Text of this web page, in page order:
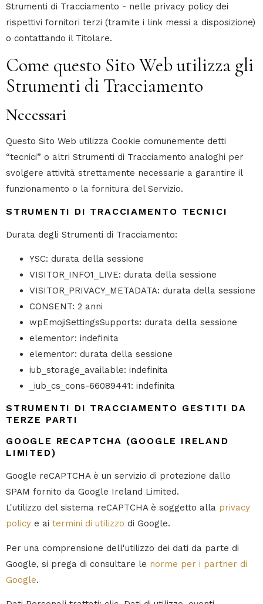
Strumenti di Tracciamento - nelle privacy policy dei
rispettivi fornitori terzi (tramite i link messi a disposizione)
o contattando il Titolare.
Come questo Sito Web utilizza gli
Strumenti di Tracciamento
Necessari
Questo Sito Web utilizza Cookie comunemente detti
“tecnici” o altri Strumenti di Tracciamento analoghi per
svolgere attività strettamente necessarie a garantire il
funzionamento o la fornitura del Servizio.
STRUMENTI DI TRACCIAMENTO TECNICI
Durata degli Strumenti di Tracciamento:
YSC: durata della sessione
VISITOR_INFO1_LIVE: durata della sessione
VISITOR_PRIVACY_METADATA: durata della sessione
CONSENT: 2 anni
wpEmojiSettingsSupports: durata della sessione
elementor: indefinita
elementor: durata della sessione
iub_storage_available: indefinita
_iub_cs_cons-66089441: indefinita
STRUMENTI DI TRACCIAMENTO GESTITI DA
TERZE PARTI
GOOGLE RECAPTCHA (GOOGLE IRELAND
LIMITED)
Google reCAPTCHA è un servizio di protezione dallo
SPAM fornito da Google Ireland Limited.
L'utilizzo del sistema reCAPTCHA è soggetto alla privacy
policy e ai termini di utilizzo di Google.
Per una comprensione dell'utilizzo dei dati da parte di
Google, si prega di consultare le norme per i partner di
Google.